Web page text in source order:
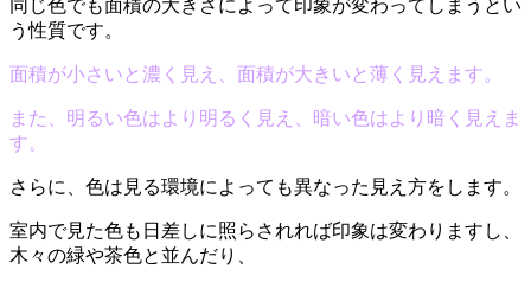
同じ色でも面積の大きさによって印象が変わってしまうとい
う性質です。
面積が小さいと濃く見え、面積が大きいと薄く見えます。
また、明るい色はより明るく見え、暗い色はより暗く見えま
す。
さらに、色は見る環境によっても異なった見え方をします。
室内で見た色も日差しに照らされれば印象は変わりますし、
木々の緑や茶色と並んだり、